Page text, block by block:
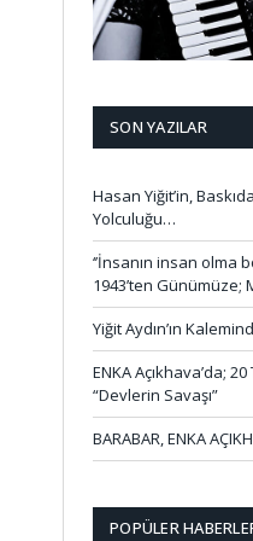
SON YAZILAR
Hasan Yiğit’in,
Yolculuğu…
‘’İnsanın insan olma
1943’ten
Yiğit Aydın’ın
ENKA Açıkhava’da;
“Devlerin Savaşı”
BARABAR, ENKA
POPÜLER